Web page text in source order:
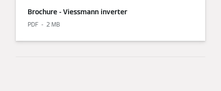
Brochure - Viessmann inverter
PDF 2 MB